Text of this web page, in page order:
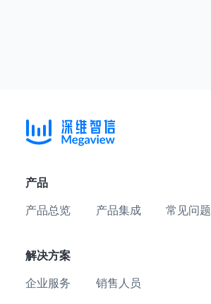
产品
产品总览 产品集成 常见问题
解决方案
企业服务 销售人员